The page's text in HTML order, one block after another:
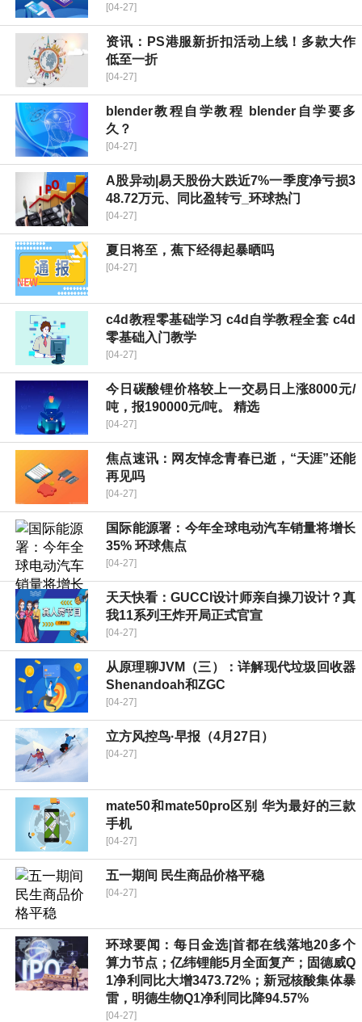
[04-27]
资讯：PS港服新折扣活动上线！多款大作
低至一折
[04-27]
blender教程自学教程 blender自学要多
久？
[04-27]
A股异动|易天股份大跌近7%一季度净亏损3
48.72万元、同比盈转亏_环球热门
[04-27]
夏日将至，蕉下经得起暴晒吗
[04-27]
c4d教程零基础学习 c4d自学教程全套 c4d
零基础入门教学
[04-27]
今日碳酸锂价格较上一交易日上涨8000元/
吨，报190000元/吨。 精选
[04-27]
焦点速讯：网友悼念青春已逝，“天涯”还能
再见吗
[04-27]
国际能源署：今年全球电动汽车销量将增长
35% 环球焦点
[04-27]
天天快看：GUCCI设计师亲自操刀设计？真
我11系列王炸开局正式官宣
[04-27]
从原理聊JVM（三）：详解现代垃圾回收器
Shenandoah和ZGC
[04-27]
立方风控鸟·早报（4月27日）
[04-27]
mate50和mate50pro区别 华为最好的三款
手机
[04-27]
五一期间 民生商品价格平稳
[04-27]
环球要闻：每日金选|首都在线落地20多个
算力节点；亿纬锂能5月全面复产；固德威Q
1净利同比大增3473.72%；新冠核酸集体暴
雷，明德生物Q1净利同比降94.57%
[04-27]